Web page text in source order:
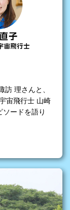
理さんと、
宙飛行士 山崎
ードを語り